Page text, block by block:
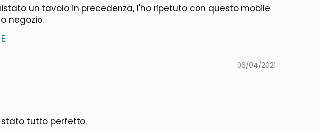
un tavolo in precedenza, l'ho ripetuto con questo mobile
negozio.
06/04/2021
stato tutto perfetto.